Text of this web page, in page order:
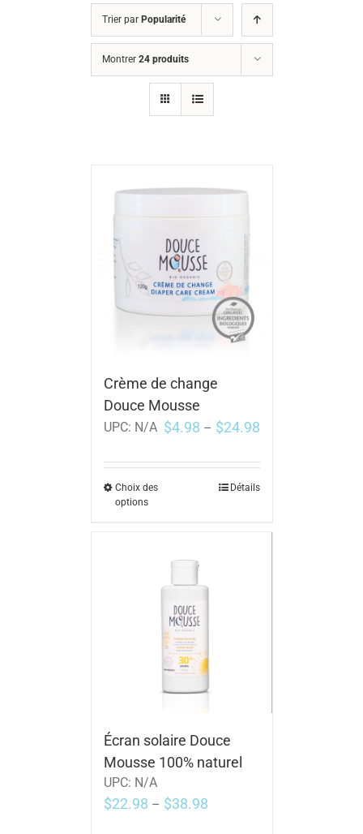
Trier par Popularité
Montrer 24 produits
Crème de change
Douce Mousse
UPC: N/A $4.98 – $24.98
Choix des
options
Détails
Écran solaire Douce
Mousse 100% naturel
UPC: N/A
$22.98 – $38.98